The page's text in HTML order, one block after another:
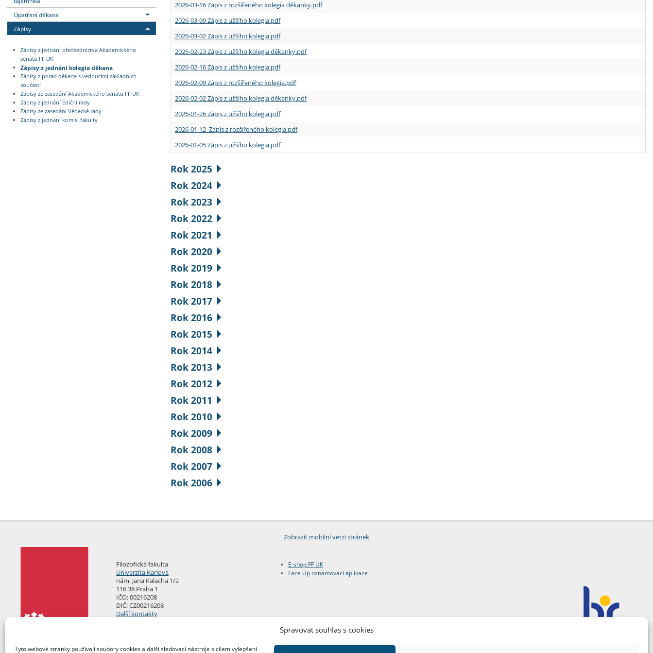
Spravovat souhlas s cookies
Tyto webové stránky používají soubory cookies a další sledovací nástroje s cílem vylepšení
Opatření děkana
Zápisy
Zápisy z jednání předsednictva Akademického
senátu FF UK
Zápisy z jednání kolegia děkana
Zápisy z porad děkana s vedoucími základních
součástí
Zápisy ze zasedání Akademického senátu FF UK
Zápisy z jednání Ediční rady
Zápisy ze zasedání Vědecké rady
Zápisy z jednání komisí fakulty
2026-03-16 Zápis z rozšířeného kolegia děkanky.pdf
2026-03-09 Zápis z užšího kolegia.pdf
2026-03-02 Zápis z užšího kolegia.pdf
2026-02-23 Zápis z užšího kolegia děkanky.pdf
2026-02-16 Zápis z užšího kolegia.pdf
2026-02-09 Zápis z rozšířeného kolegia.pdf
2026-02-02 Zápis z užšího kolegia děkanky.pdf
2026-01-26 Zápis z užšího kolegia.pdf
2026-01-12 Zápis z rozšířeného kolegia.pdf
2026-01-05 Zápis z užšího kolegia.pdf
Rok 2025
Rok 2024
Rok 2023
Rok 2022
Rok 2021
Rok 2020
Rok 2019
Rok 2018
Rok 2017
Rok 2016
Rok 2015
Rok 2014
Rok 2013
Rok 2012
Rok 2011
Rok 2010
Rok 2009
Rok 2008
Rok 2007
Rok 2006
Zobrazit mobilní verzi stránek
Filozofická fakulta
Univerzita Karlova
nám. Jana Palacha 1/2
116 38 Praha 1
IČO: 00216208
DIČ: CZ00216208
Další kontakty
E-shop FF UK
Face Up oznamovací aplikace